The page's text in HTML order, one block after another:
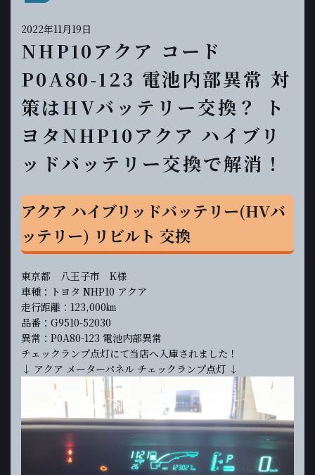
2022年11月19日
NHP10アクア コード
P0A80-123 電池内部異常 対
策はHVバッテリー交換？ ト
ヨタNHP10アクア ハイブリ
ッドバッテリー交換で解消！
アクア ハイブリッドバッテリー(HVバ
ッテリー) リビルト 交換
東京都 八王子市 K様
車種：トヨタ NHP10 アクア
走行距離：123,000㎞
品番：G9510-52030
異常：P0A80-123 電池内部異常
チェックランプ点灯にて当店へ入庫されました！
↓ アクア メーターパネル チェックランプ点灯 ↓